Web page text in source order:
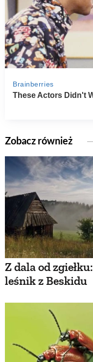
Zobacz również
Z dala od zgiełku:
leśnik z Beskidu